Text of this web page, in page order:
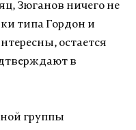
Зюганов ничего не
типа Гордон и
остается
в
группы